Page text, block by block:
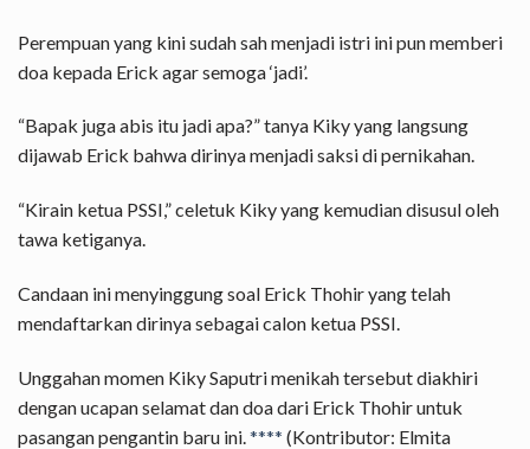
Perempuan yang kini sudah sah menjadi istri ini pun memberi
doa kepada Erick agar semoga ‘jadi’.
“Bapak juga abis itu jadi apa?” tanya Kiky yang langsung
dijawab Erick bahwa dirinya menjadi saksi di pernikahan.
“Kirain ketua PSSI,” celetuk Kiky yang kemudian disusul oleh
tawa ketiganya.
Candaan ini menyinggung soal Erick Thohir yang telah
mendaftarkan dirinya sebagai calon ketua PSSI.
Unggahan momen Kiky Saputri menikah tersebut diakhiri
dengan ucapan selamat dan doa dari Erick Thohir untuk
pasangan pengantin baru ini. **** (Kontributor: Elmita